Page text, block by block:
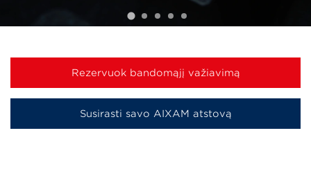
Rezervuok bandomąjį važiavimą
Susirasti savo AIXAM atstovą